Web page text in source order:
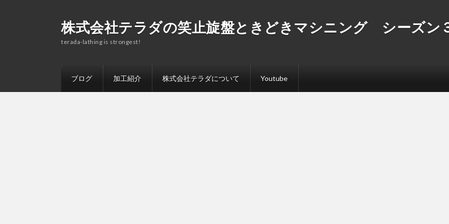
株式会社テラダの笑止旋盤ときどきマシニング シーズン
terada-lathing is strongest!
ブログ 加工紹介 株式会社テラダについて Youtube